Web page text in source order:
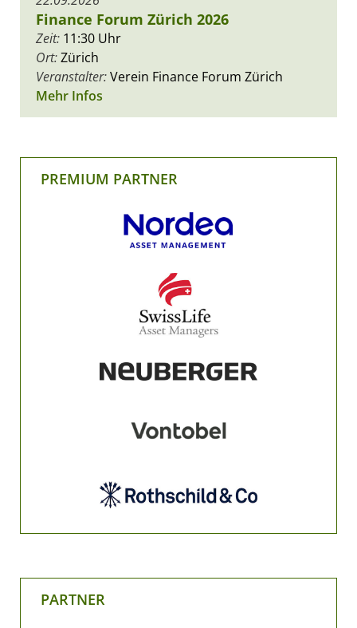
Finance Forum Zürich 2026
Zeit: 11:30 Uhr
Ort:Zürich
Veranstalter:Verein Finance Forum Zürich
Mehr Infos
PREMIUM PARTNER
PARTNER